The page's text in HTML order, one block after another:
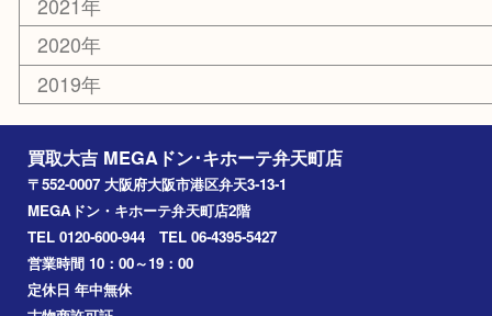
記念メダル
化粧品
香水
サプリメント
喫煙具
文房具
鉄道模型
家電
電動工具